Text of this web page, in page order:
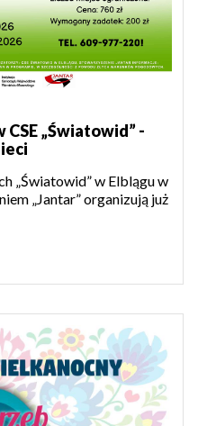
„Światowid” -
„Światowid” w Elblągu w
„Jantar” organizują już